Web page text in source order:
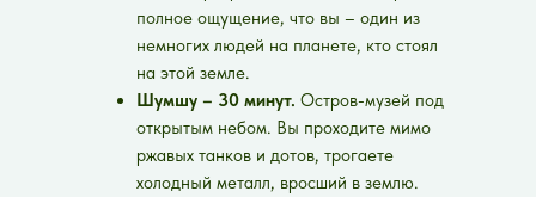
полное ощущение, что вы – один из
немногих людей на планете, кто стоял
на этой земле.
Шумшу – 30 минут. Остров-музей под
открытым небом. Вы проходите мимо
ржавых танков и дотов, трогаете
холодный металл, вросший в землю.